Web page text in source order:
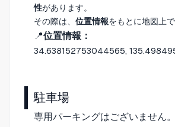
性があります。
その際は、 位置情報をもとに地図上
📍位置情報：
34.638152753044565,
駐車場
専用パーキングはございません